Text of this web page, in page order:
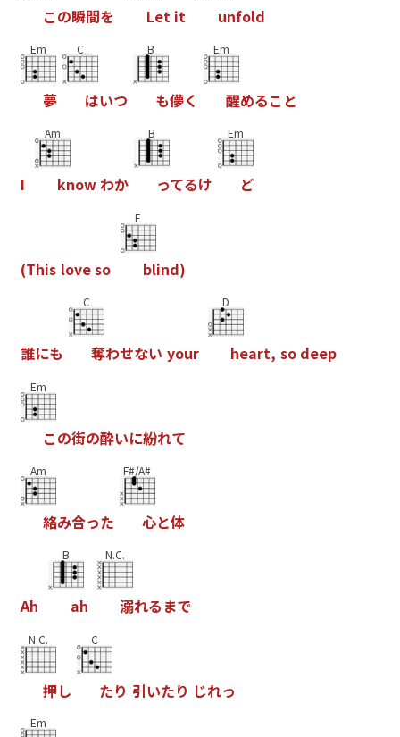
この瞬間を Let it unfold
Em
夢
C
はいつ
B
も儚く
Em
醒めるこ と
I
Am
knowわか
B
ってるけ
Em
ど
(This loveso
E
blind)
誰にも
C
奪わせない your
D
heart, so deep
Em
この街の酔いに紛れて
Am
絡み合った
F#/A#
心と体
Ah
B
ah
N.C.
溺れる まで
N.C.
押し
C
たり 引いたり じれっ
Em